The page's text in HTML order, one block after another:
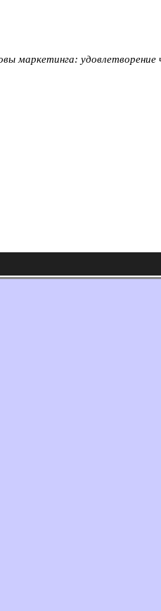
маркетинга: удовлетворение